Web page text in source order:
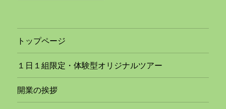
トップページ
１日１組限定・体験型オリジナルツアー
開業の挨拶